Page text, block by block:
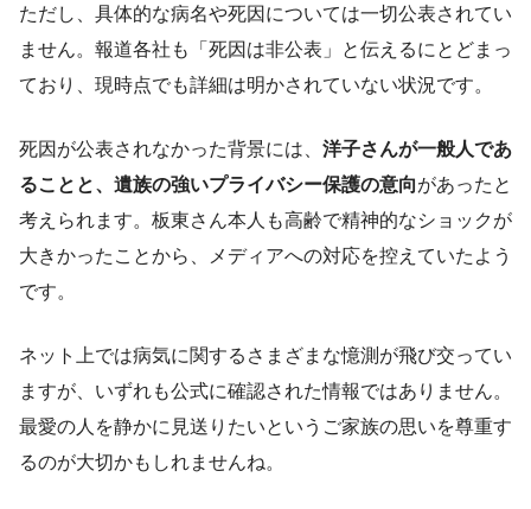
ただし、具体的な病名や死因については一切公表されてい
ません。報道各社も「死因は非公表」と伝えるにとどまっ
ており、現時点でも詳細は明かされていない状況です。
死因が公表されなかった背景には、 洋子さんが一般人であ
ることと、遺族の強いプライバシー保護の意向があったと
考えられます。板東さん本人も高齢で精神的なショックが
大きかったことから、メディアへの対応を控えていたよう
です。
ネット上では病気に関するさまざまな憶測が飛び交ってい
ますが、いずれも公式に確認された情報ではありません。
最愛の人を静かに見送りたいというご家族の思いを尊重す
るのが大切かもしれませんね。